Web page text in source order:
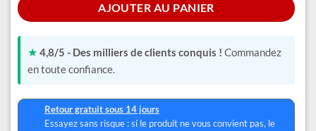
AJOUTER AU PANIER
★ 4,8/5 - Des milliers de clients conquis ! Commandez
en toute confiance.
Retour gratuit sous 14 jours
Essayez sans risque : si le produit ne vous convient pas, le